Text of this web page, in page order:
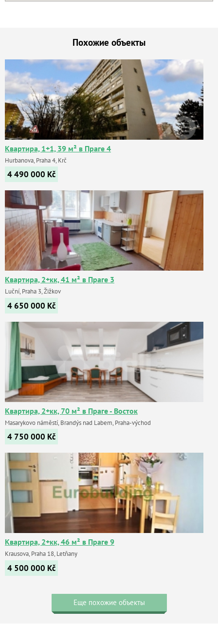
Похожие объекты
Квартира, 1+1, 39 м² в Праге 4
Hurbanova, Praha 4, Krč
4 490 000 Kč
Квартира, 2+кк, 41 м² в Праге 3
Luční, Praha 3, Žižkov
4 650 000 Kč
Квартира, 2+кк, 70 м² в Праге - Восток
Masarykovo náměstí, Brandýs nad Labem, Praha-východ
4 750 000 Kč
Квартира, 2+кк, 46 м² в Праге 9
Krausova, Praha 18, Letňany
4 500 000 Kč
Еще похожие объекты